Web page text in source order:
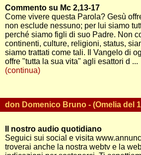
Commento su Mc 2,13-17
Come vivere questa Parola? Gesù
non esclude nessuno; per lui siamo
perché siamo figli di suo Padre. Non
continenti, culture, religioni, status,
siamo trattati come tali. Il Vangelo di
offre "tutta la sua vita" agli esattori d ...
(continua)
don Domenico Bruno - (Omelia del
Il nostro audio quotidiano
Seguici sui social e visita
troverai anche la nostra webtv e la